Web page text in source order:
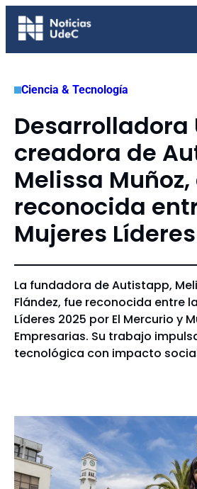
Saltar
Ciencia & Tecnología
Desarrolladora
creadora de
Melissa Muñoz,
reconocida
Mujeres
La fundadora de Autistapp,
Flández, fue reconocida entre
Líderes 2025 por El Mercurio y
Empresarias. Su trabajo
tecnológica con impacto